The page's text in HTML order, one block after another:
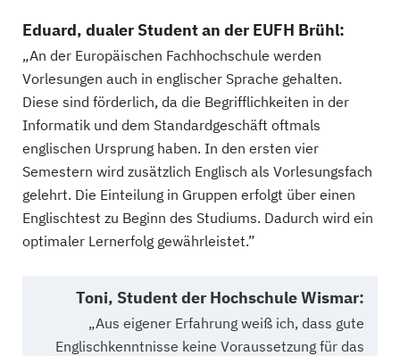
Eduard, dualer Student an der EUFH Brühl:
„An der Europäischen Fachhochschule werden
Vorlesungen auch in englischer Sprache gehalten.
Diese sind förderlich, da die Begrifflichkeiten in der
Informatik und dem Standardgeschäft oftmals
englischen Ursprung haben. In den ersten vier
Semestern wird zusätzlich Englisch als Vorlesungsfach
gelehrt. Die Einteilung in Gruppen erfolgt über einen
Englischtest zu Beginn des Studiums. Dadurch wird ein
optimaler Lernerfolg gewährleistet.”
Toni, Student der Hochschule Wismar:
„Aus eigener Erfahrung weiß ich, dass gute
Englischkenntnisse keine Voraussetzung für das